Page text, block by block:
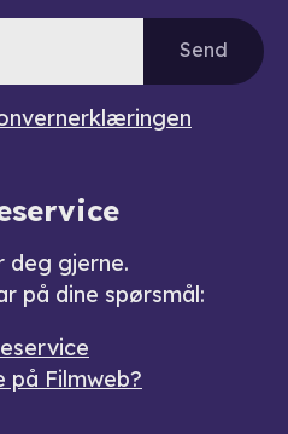
Send
deg gjerne.
på dine spørsmål:
på Filmweb?